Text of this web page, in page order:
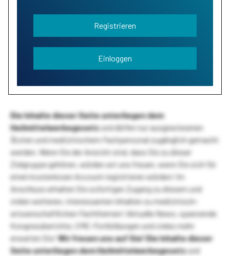
Registrieren
Einloggen
Die Inhalte dieser Seite unterliegen dem
Heilmittelwerbegesetzund dürfen nur ausgewiesenen
Ärzten und medizinischem Fachpersonal zugänglich gemacht
werden. Wenn Sie der Ansicht sind, dass Sie zu dieser
Zielgruppe gehören, würden wir uns freuen, wenn Sie sich für
einen kostenlosen Account registrieren würden! Im
Anschluss erhalten Sie sofortigen Zugang zu diesem und
vielen weiteren, interessanten Inhalten zu medizinisch-
wissenschaftlichen Fachthemen! Aktuelle News, spannende
Kongressberichte, CME-Fortbildungen und vieles mehr
erwarten Sie!Wir freuen uns auf Sie!Die Inhalte dieser
Seite unterliegen dem Heilmittelwerbegesetzund